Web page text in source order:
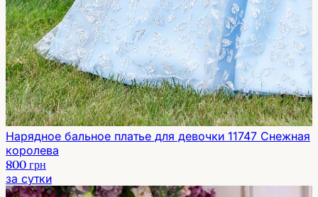
Нарядное бальное платье для девочки 11747 Снежная
королева
800 грн
за сутки